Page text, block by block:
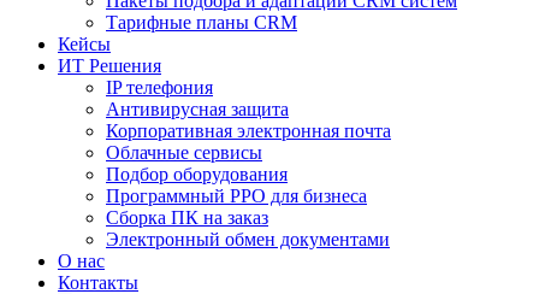
Тарифные планы CRM
Кейсы
ИТ Решения
IP телефония
Антивирусная защита
Корпоративная электронная почта
Облачные сервисы
Подбор оборудования
Программный РРО для бизнеса
Сборка ПК на заказ
Электронный обмен документами
О нас
Контакты